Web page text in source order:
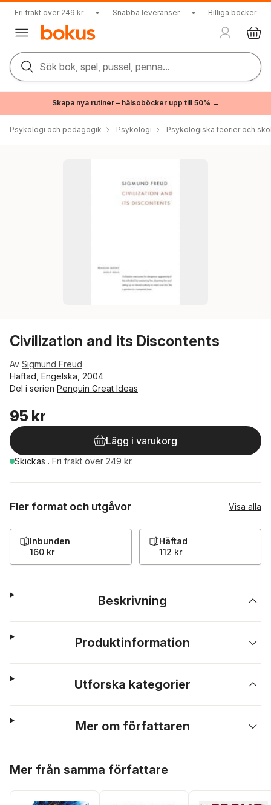
Fri frakt över 249 kr • Snabba leveranser • Billiga böcker
Sök bok, spel, pussel, penna...
Skapa nya rutiner – hälsoböcker upp till 50% →
Psykologi och pedagogik Psykologi Psykologiska teorier och
Civilization and its Discontents
Av Sigmund Freud
Häftad, Engelska, 2004
Del i serien Penguin Great Ideas
95 kr
Lägg i varukorg
Skickas . Fri frakt över 249 kr.
Fler format och utgåvor Visa alla
Inbunden
160 kr
Häftad
112 kr
Beskrivning
Produktinformation
Utforska kategorier
Mer om författaren
Mer från samma författare